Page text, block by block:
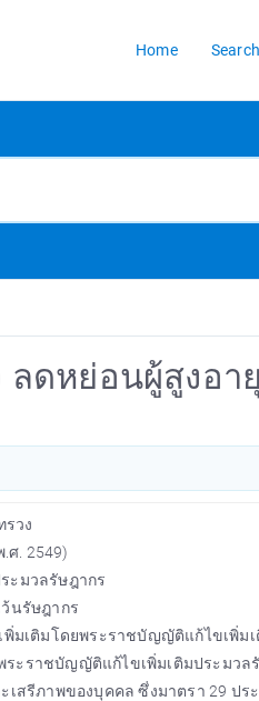
Home Search
ลดหย่อนผู้สูงอา
รวง
ศ. 2549)
ะมวลรัษฎากร
ว้นรัษฎากร
มเติมโดยพระราชบัญญัติแก้ไขเพิ่ม
ะราชบัญญัติแก้ไขเพิ่มเติมประมวล
รีภาพของบุคคล ซึ่งมาตรา 29 ปร